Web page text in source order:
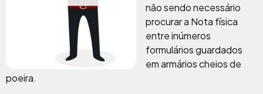
não sendo necessário
procurar a Nota física
entre inúmeros
formulários guardados
em armários cheios de
poeira.